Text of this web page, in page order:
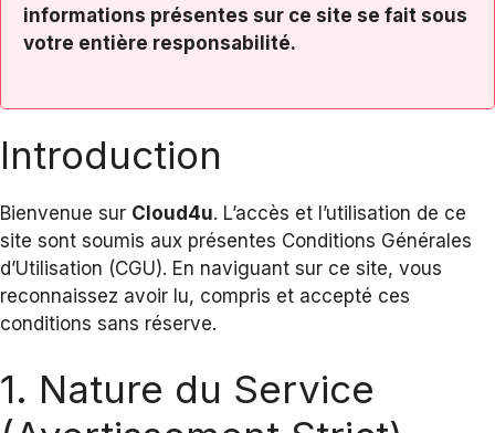
informations présentes sur ce site se fait sous
votre entière responsabilité.
Introduction
Bienvenue sur Cloud4u. L’accès et l’utilisation de ce
site sont soumis aux présentes Conditions Générales
d’Utilisation (CGU). En naviguant sur ce site, vous
reconnaissez avoir lu, compris et accepté ces
conditions sans réserve.
1. Nature du Service